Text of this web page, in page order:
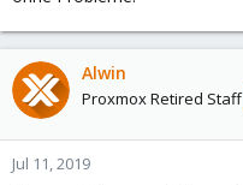
Alwin
Proxmox Retired Staff
Jul 11, 2019